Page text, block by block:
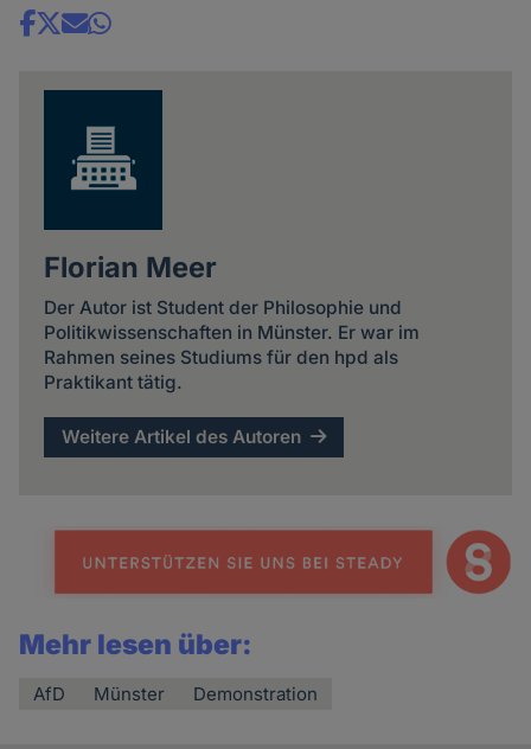
Share
Florian Meer
Der Autor ist Student der Philosophie und
Politikwissenschaften in Münster. Er war im
Rahmen seines Studiums für den hpd als
Praktikant tätig.
Weitere Artikel des Autoren
Mehr lesen über:
AfD Münster Demonstration